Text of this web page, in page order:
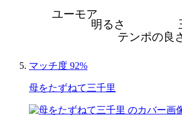
テンポの良
明るさ
ユーモア
マッチ度 92%
母をたずねて三千里